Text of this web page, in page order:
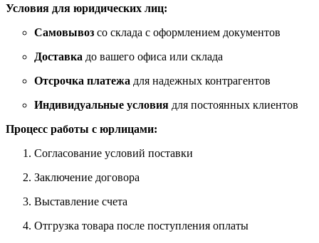
Условия для юридических лиц:
Самовывоз со склада с оформлением документов
Доставка до вашего офиса или склада
Отсрочка платежа для надежных контрагентов
Индивидуальные условия для постоянных клиентов
Процесс работы с юрлицами:
Согласование условий поставки
Заключение договора
Выставление счета
Отгрузка товара после поступления оплаты